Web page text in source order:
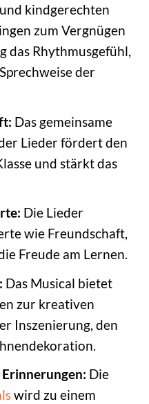
kindgerechten
zum Vergnügen
das Rhythmusgefühl,
der
Das gemeinsame
Lieder fördert den
und stärkt das
Die Lieder
wie Freundschaft,
Freude am Lernen.
Das Musical bietet
zur kreativen
Inszenierung, den
Die
wird zu einem